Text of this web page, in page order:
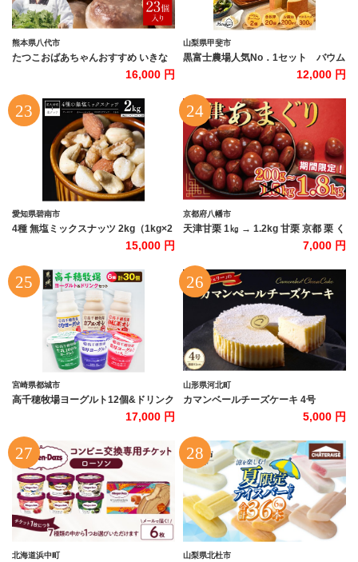
熊本県八代市
たつこおばあちゃんおすすめ いきな
り団子 1個(60g) × 23個入り16,000 円
山梨県甲斐市
黒富士農場人気No．1セット バウム
クーヘン 卵 マヨネーズ12,000 円
愛知県碧南市
4種 無塩ミックスナッツ 2kg（1kg×2
袋） アーモンド カシューナッツ マカ
ダミアナッツ くるみ 生ナッツ 直火焙
煎 おつまみ おやつ 大満足 チャック付
き 美容 健康 人気 高リピート ナッツ
H059-151
15,000 円
京都府八幡市
天津甘栗 1㎏ → 1.2kg 甘栗 京都 栗 く
り 25年産 完熟 栗 くり 栗爪 殻付き お
菓子 おつまみ 甘露煮 マロン モンブラ
ン 栗ご飯 京都 八幡 八幡市
7,000 円
宮崎県都城市
高千穂牧場ヨーグルト12個&ドリンク
18本セット《ご入金翌月の10日～20
17,000 円
山形県河北町
カマンベールチーズケーキ 4号
ka092-01 (山形県 河北町 スイーツ 洋
菓子 お菓子 贈答 ギフト プレゼント
お取り寄せ 送料無料)
5,000 円
北海道浜中町 山梨県北杜市